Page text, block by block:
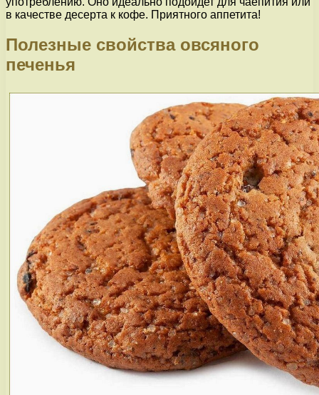
в качестве десерта к кофе. Приятного аппетита!
Полезные свойства овсяного
печенья